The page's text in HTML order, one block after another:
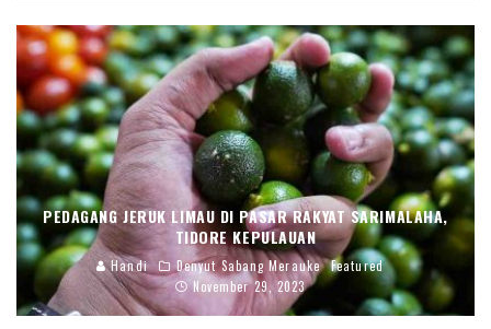
PEDAGANG JERUK LIMAU DI PASAR RAKYAT SARIMALAHA,
TIDORE KEPULAUAN
Handi Denyut Sabang Merauke
Featured
November 29, 2023